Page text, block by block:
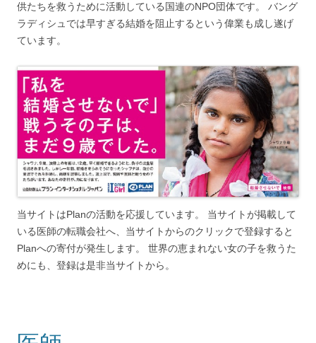
供たちを救うために活動している国連のNPO団体です。 バング
ラディシュでは早すぎる結婚を阻止するという偉業も成し遂げ
ています。
当サイトはPlanの活動を応援しています。 当サイトが掲載して
いる医師の転職会社へ、当サイトからのクリックで登録すると
Planへの寄付が発生します。 世界の恵まれない女の子を救うた
めにも、登録は是非当サイトから。